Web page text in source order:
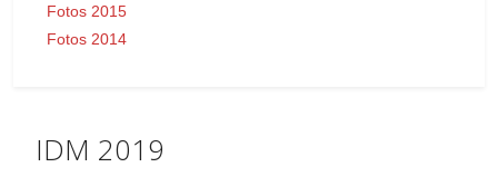
Fotos 2015
Fotos 2014
IDM 2019